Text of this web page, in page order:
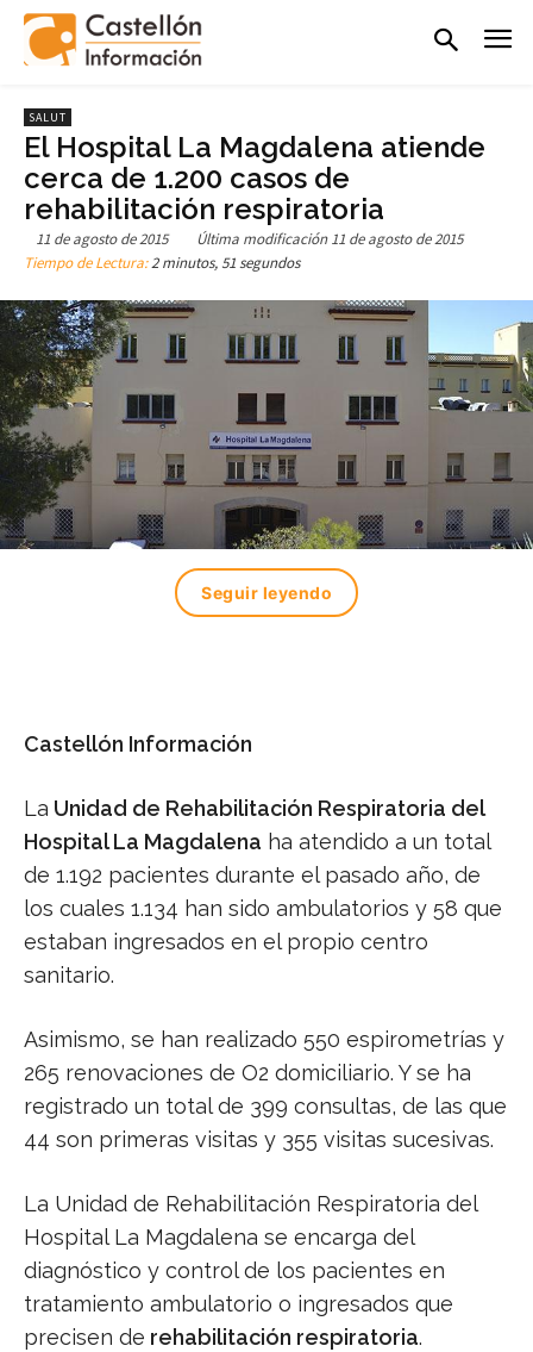
SALUT
El Hospital La Magdalena atiende
cerca de 1.200 casos de
rehabilitación respiratoria
11 de agosto de 2015 Última modificación 11 de agosto de 2015
Tiempo de Lectura:2 minutos, 51 segundos
Seguir leyendo
Castellón Información
La Unidad de Rehabilitación Respiratoria del
Hospital La Magdalena ha atendido a un total
de 1.192 pacientes durante el pasado año, de
los cuales 1.134 han sido ambulatorios y 58 que
estaban ingresados en el propio centro
sanitario.
Asimismo, se han realizado 550 espirometrías y
265 renovaciones de O2 domiciliario. Y se ha
registrado un total de 399 consultas, de las que
44 son primeras visitas y 355 visitas sucesivas.
La Unidad de Rehabilitación Respiratoria del
Hospital La Magdalena se encarga del
diagnóstico y control de los pacientes en
tratamiento ambulatorio o ingresados que
precisen de rehabilitación respiratoria.